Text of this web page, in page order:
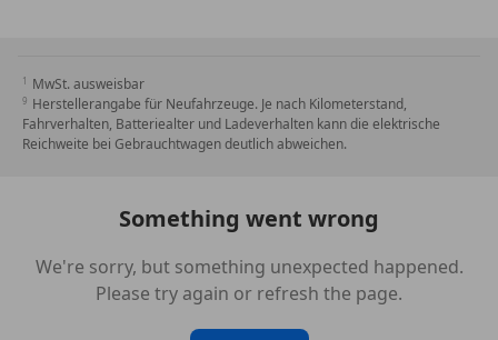
MwSt. ausweisbar
Herstellerangabe für Neufahrzeuge. Je nach Kilometerstand,
Fahrverhalten, Batteriealter und Ladeverhalten kann die elektrische
Reichweite bei Gebrauchtwagen deutlich abweichen.
Something went wrong
We're sorry, but something unexpected happened.
Please try again or refresh the page.